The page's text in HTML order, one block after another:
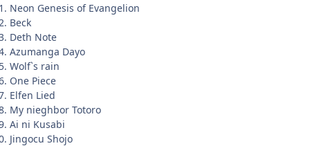
Neon Genesis of Evangelion
Beck
Deth Note
Azumanga Dayo
Wolf`s rain
One Piece
Elfen Lied
My nieghbor Totoro
Ai ni Kusabi
Jingocu Shojo